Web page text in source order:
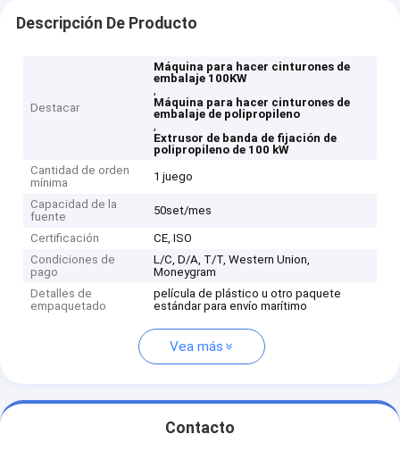
Descripción De Producto
Destacar
Máquina para hacer cinturones de
embalaje 100KW
,
Máquina para hacer cinturones de
embalaje de polipropileno
,
Extrusor de banda de fijación de
polipropileno de 100 kW
Cantidad de orden
mínima
1 juego
Capacidad de la
fuente
50set/mes
Certificación
CE, ISO
Condiciones de
pago
L/C, D/A, T/T, Western Union,
Moneygram
Detalles de
empaquetado
película de plástico u otro paquete
estándar para envío marítimo
Vea más
Contacto